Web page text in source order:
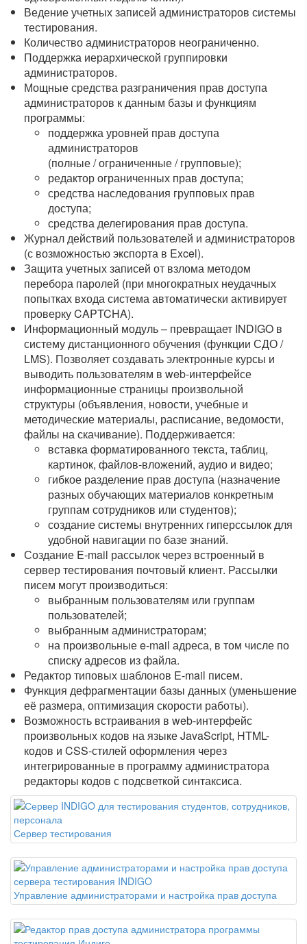
Ведение учетных записей администраторов системы
тестирования.
Количество администраторов неограниченно.
Поддержка иерархической группировки
администраторов.
Мощные средства разграничения прав доступа
администраторов к данным базы и функциям
программы:
поддержка уровней прав доступа
администраторов
(полные / ограниченные / групповые);
редактор ограниченных прав доступа;
средства наследования групповых прав
доступа;
средства делегирования прав доступа.
Журнал действий пользователей и администраторов
(с возможностью экспорта в Excel).
Защита учетных записей от взлома методом
перебора паролей (при многократных неудачных
попытках входа система автоматически активирует
проверку CAPTCHA).
Информационный модуль – превращает INDIGO в
систему дистанционного обучения (функции СДО /
LMS). Позволяет создавать электронные курсы и
выводить пользователям в web-интерфейсе
информационные страницы произвольной
структуры (объявления, новости, учебные и
методические материалы, расписание, ведомости,
файлы на скачивание). Поддерживается:
вставка форматированного текста, таблиц,
картинок, файлов-вложений, аудио и видео;
гибкое разделение прав доступа (назначение
разных обучающих материалов конкретным
группам сотрудников или студентов);
создание системы внутренних гиперссылок для
удобной навигации по базе знаний.
Создание E-mail рассылок через встроенный в
сервер тестирования почтовый клиент. Рассылки
писем могут производиться:
выбранным пользователям или группам
пользователей;
выбранным администраторам;
на произвольные e-mail адреса, в том числе по
списку адресов из файла.
Редактор типовых шаблонов E-mail писем.
Функция дефрагментации базы данных (уменьшение
её размера, оптимизация скорости работы).
Возможность встраивания в web-интерфейс
произвольных кодов на языке JavaScript, HTML-
кодов и CSS-стилей оформления через
интегрированные в программу администратора
редакторы кодов с подсветкой синтаксиса.
Сервер тестирования
Управление администраторами и настройка прав доступа